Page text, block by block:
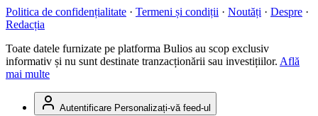
Politica de confidențialitate · Termeni și condiții · Noutăți · Despre ·
Redacția
Toate datele furnizate pe platforma Bulios au scop exclusiv
informativ și nu sunt destinate tranzacționării sau investițiilor. Află
mai multe
Autentificare Personalizați-vă feed-ul